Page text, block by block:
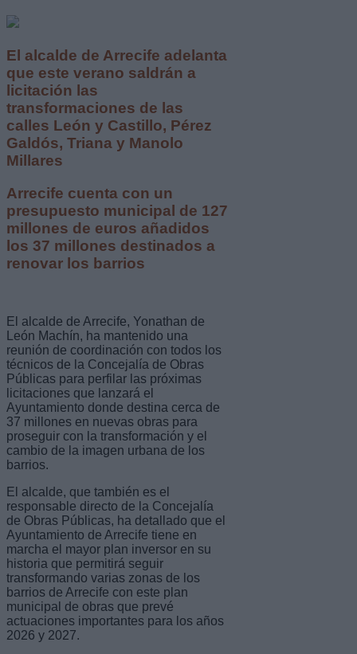
El alcalde de Arrecife adelanta
que este verano saldrán a
licitación las
transformaciones de las
calles León y Castillo, Pérez
Galdós, Triana y Manolo
Millares
Arrecife cuenta con un
presupuesto municipal de 127
millones de euros añadidos
los 37 millones destinados a
renovar los barrios
El alcalde de Arrecife, Yonathan de
León Machín, ha mantenido una
reunión de coordinación con todos los
técnicos de la Concejalía de Obras
Públicas para perfilar las próximas
licitaciones que lanzará el
Ayuntamiento donde destina cerca de
37 millones en nuevas obras para
proseguir con la transformación y el
cambio de la imagen urbana de los
barrios.
El alcalde, que también es el
responsable directo de la Concejalía
de Obras Públicas, ha detallado que el
Ayuntamiento de Arrecife tiene en
marcha el mayor plan inversor en su
historia que permitirá seguir
transformando varias zonas de los
barrios de Arrecife con este plan
municipal de obras que prevé
actuaciones importantes para los años
2026 y 2027.